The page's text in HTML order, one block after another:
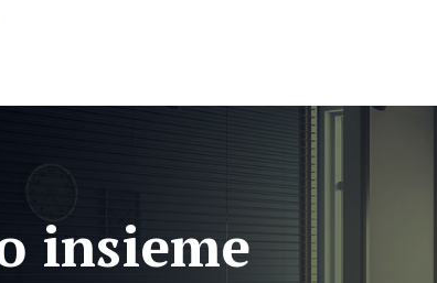
insieme